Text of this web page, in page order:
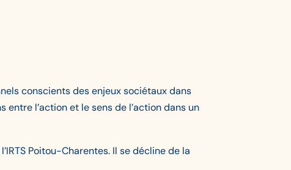
conscients des enjeux sociétaux dans
l’action et le sens de l’action dans un
Poitou-Charentes. Il se décline de la